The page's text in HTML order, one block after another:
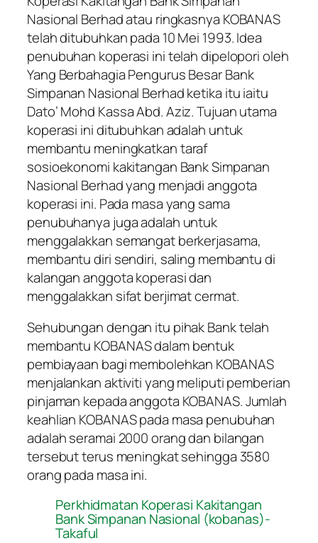
Nasional Berhad atau ringkasnya KOBANAS
telah ditubuhkan pada 10 Mei 1993. Idea
penubuhan koperasi ini telah dipelopori oleh
Yang Berbahagia Pengurus Besar Bank
Simpanan Nasional Berhad ketika itu iaitu
Dato’ Mohd Kassa Abd. Aziz. Tujuan utama
koperasi ini ditubuhkan adalah untuk
membantu meningkatkan taraf
sosioekonomi kakitangan Bank Simpanan
Nasional Berhad yang menjadi anggota
koperasi ini. Pada masa yang sama
penubuhanya juga adalah untuk
menggalakkan semangat berkerjasama,
membantu diri sendiri, saling membantu di
kalangan anggota koperasi dan
menggalakkan sifat berjimat cermat.
Sehubungan dengan itu pihak Bank telah
membantu KOBANAS dalam bentuk
pembiayaan bagi membolehkan KOBANAS
menjalankan aktiviti yang meliputi pemberian
pinjaman kepada anggota KOBANAS. Jumlah
keahlian KOBANAS pada masa penubuhan
adalah seramai 2000 orang dan bilangan
tersebut terus meningkat sehingga 3580
orang pada masa ini.
Perkhidmatan Koperasi Kakitangan
Bank Simpanan Nasional (kobanas)-
Takaful